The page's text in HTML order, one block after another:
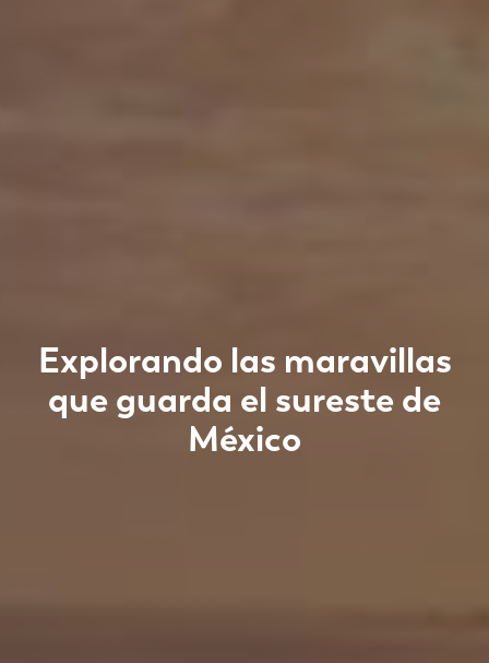
Explorando las maravillas
que guarda el sureste de
México